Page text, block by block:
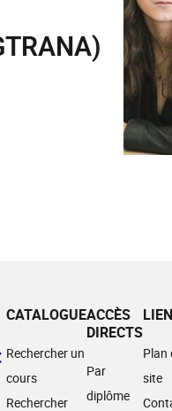
CATALOGUE
Rechercher un
cours
Rechercher
ACCÈS
DIRECTS
Par
diplôme
Plan
site